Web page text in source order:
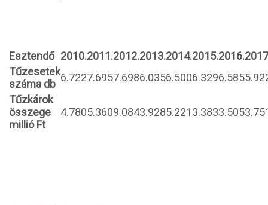
Esztendő 2010.2011.2012.2013.2014.2015.2016.
Tűzesetek
száma db
6.7227.6957.6986.0356.5006.3296.585
Tűzkárok
összege
millió Ft
4.7805.3609.0843.9285.2213.3833.505